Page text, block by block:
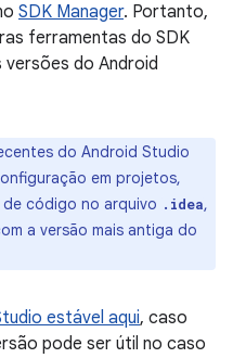
SDK Manager. Portanto,
ferramentas do SDK
do Android
do Android Studio
em projetos,
código no arquivo .idea,
a versão mais antiga do
estável aqui, caso
pode ser útil no caso